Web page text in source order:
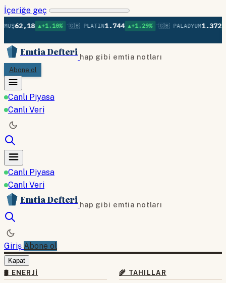
İçeriğe geç
▲+1.10% •🇬🇧 PLATIN 1.744 ▲+1.29% •🇬🇧 PALADYUM1.372 ▲+0.23%
Emtia Defteri hap gibi emtia notları
Abone ol
Canlı Piyasa
Canlı Veri
Canlı Piyasa
Canlı Veri
Emtia Defteri hap gibi emtia notları
Giriş Abone ol
Kapat
🛢 ENERJI
🌾 TAHILLAR